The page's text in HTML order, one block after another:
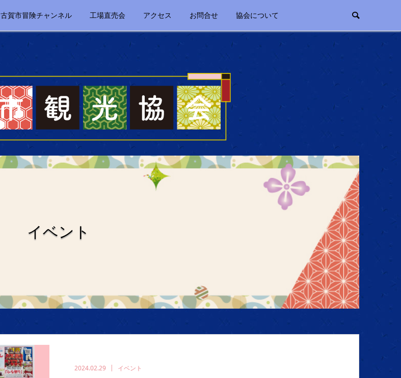
古賀市冒険チャンネル 工場直売会 アクセス お問合せ 協会について
イベント
2024.02.29 イベント